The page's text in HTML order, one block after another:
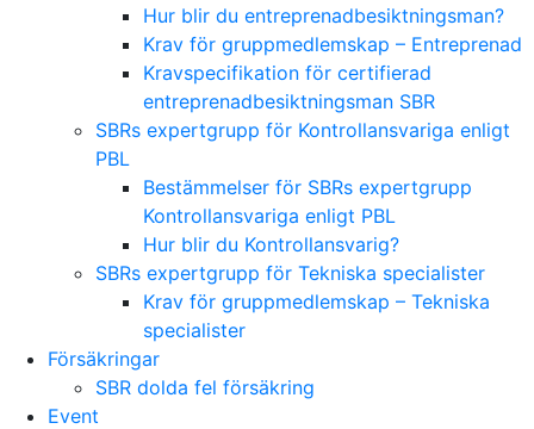
Hur blir du entreprenadbesiktningsman?
Krav för gruppmedlemskap – Entreprenad
Kravspecifikation för certifierad
entreprenadbesiktningsman SBR
SBRs expertgrupp för Kontrollansvariga enligt
PBL
Bestämmelser för SBRs expertgrupp
Kontrollansvariga enligt PBL
Hur blir du Kontrollansvarig?
SBRs expertgrupp för Tekniska specialister
Krav för gruppmedlemskap – Tekniska
specialister
Försäkringar
SBR dolda fel försäkring
Event